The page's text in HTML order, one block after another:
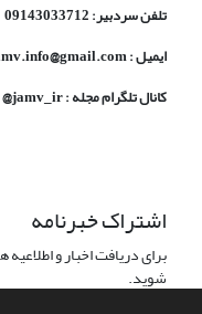
تلفن سردبیر: 09143033712
ایمیل : jamv.info@gmail.com
کانال تلگرام مجله : jamv_ir@
اشتراک خبرنامه
برای دریافت اخبار و
شوید.